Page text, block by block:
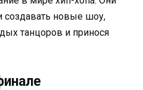
создавать новые шоу,
танцоров и принося